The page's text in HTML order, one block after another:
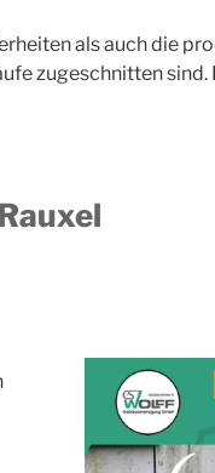
als auch die
zugeschnitten